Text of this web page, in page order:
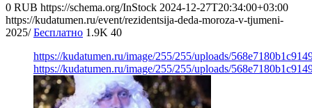
0 RUB https://schema.org/InStock 2024-12-27T20:34:00+03:00
https://kudatumen.ru/event/rezidentsija-deda-moroza-v-tjumeni-
2025/ Бесплатно 1.9K 40
https://kudatumen.ru/image/255/255/uploads/
https://kudatumen.ru/image/255/255/uploads/